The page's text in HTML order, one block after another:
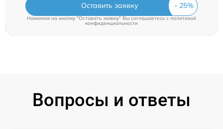
Оставить заявку
Нажимая на кнопку "Оставить заявку" Вы соглашаетесь cполитикой
конфиденциальности
Вопросы и ответы